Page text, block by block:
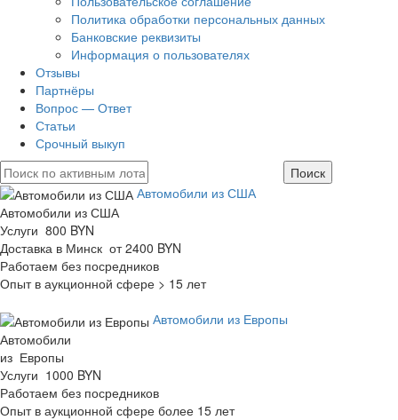
Политика обработки персональных данных
Банковские реквизиты
Информация о пользователях
Отзывы
Партнёры
Вопрос — Ответ
Статьи
Срочный выкуп
Автомобили из США
Автомобили из США
Услуги 800 BYN
Доставка в Минск от 2400 BYN
Работаем без посредников
Опыт в аукционной сфере > 15 лет
Автомобили из Европы
Автомобили
из Европы
Услуги 1000 BYN
Работаем без посредников
Опыт в аукционной сфере более 15 лет